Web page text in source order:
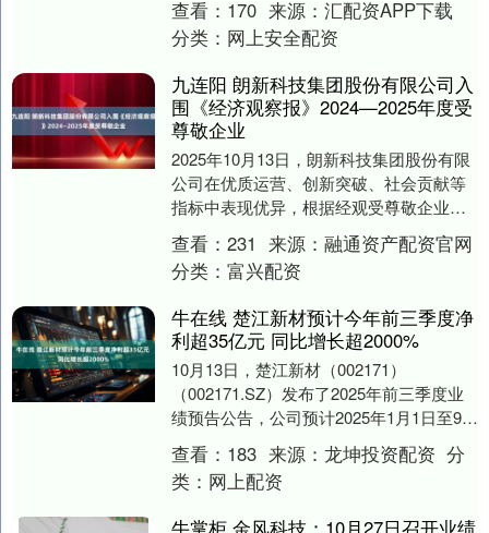
查看： 170 来源： 汇配资APP下载
分类： 网上安全配资
九连阳 朗新科技集团股份有限公司入
围《经济观察报》2024—2025年度受
尊敬企业
2025年10月13日，朗新科技集团股份有限
公司在优质运营、创新突破、社会贡献等
指标中表现优异，根据经观受尊敬企业组
委会初步评估，入围《经济观察报》2024
—2....
查看： 231 来源： 融通资产配资官网
分类： 富兴配资
牛在线 楚江新材预计今年前三季度净
利超35亿元 同比增长超2000%
10月13日，楚江新材（002171）
（002171.SZ）发布了2025年前三季度业
绩预告公告，公司预计2025年1月1日至9月
30日归属于上市公司股东的净利....
查看： 183 来源： 龙坤投资配资 分
类： 网上配资
牛掌柜 金风科技：10月27日召开业绩